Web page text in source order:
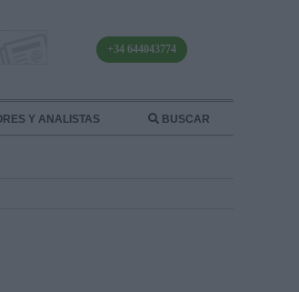
+34 644043774
Y ANALISTAS BUSCAR